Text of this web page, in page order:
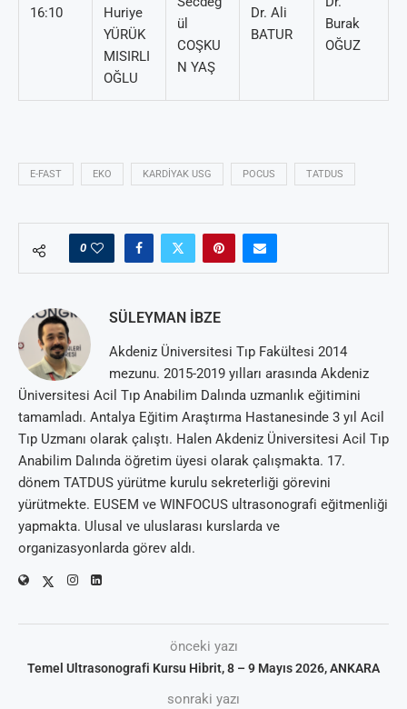
16:10
Huriye
YÜRÜK
MISIRLI
OĞLU
ül
COŞKU
N YAŞ
Dr. Ali
BATUR
Burak
OĞUZ
E-FAST EKO KARDIYAK USG POCUS TATDUS
0
SÜLEYMAN İBZE
Akdeniz Üniversitesi Tıp Fakültesi 2014
mezunu. 2015-2019 yılları arasında Akdeniz
Üniversitesi Acil Tıp Anabilim Dalında uzmanlık eğitimini
tamamladı. Antalya Eğitim Araştırma Hastanesinde 3 yıl Acil
Tıp Uzmanı olarak çalıştı. Halen Akdeniz Üniversitesi Acil Tıp
Anabilim Dalında öğretim üyesi olarak çalışmakta. 17.
dönem TATDUS yürütme kurulu sekreterliği görevini
yürütmekte. EUSEM ve WINFOCUS ultrasonografi eğitmenliği
yapmakta. Ulusal ve uluslarası kurslarda ve
organizasyonlarda görev aldı.
önceki yazı
Temel Ultrasonografi Kursu Hibrit, 8 – 9 Mayıs 2026, ANKARA
sonraki yazı